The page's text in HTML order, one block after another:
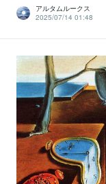
アルタムルークス
2025/07/14 01:48